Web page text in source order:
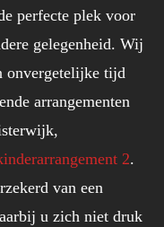
perfecte plek voor
gelegenheid. Wij
onvergetelijke tijd
arrangementen
2.
van een
u zich niet druk